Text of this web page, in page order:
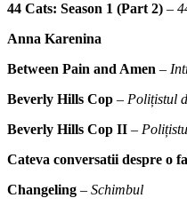
44 Cats: Season 1 (Part 2) –
Anna Karenina
Between Pain and Amen –
Beverly Hills Cop – Polițistul
Beverly Hills Cop II –
Cateva conversatii despre o
Changeling – Schimbul